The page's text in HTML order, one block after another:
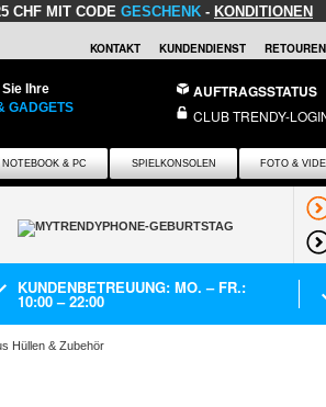
CHF MIT CODE GESCHENK - KONDITIONEN
KONTAKT KUNDENDIENST
Ihre
GADGETS
AUFTRAGSSTATUS
CLUB TRENDY-
NOTEBOOK & PC SPIELKONSOLEN FOTO &
KUNDENBETREUUNG: MO. – FR.:
10:00 – 22:00
Hüllen & Zubehör